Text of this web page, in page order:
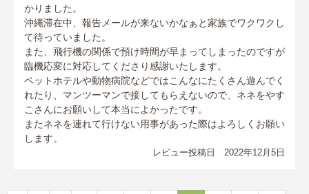
かりました。
沖縄滞在中、報告メールが来ないかなぁと家族でワクワクし
て待っていました。
また、飛行機の関係で預け時間が早まってしまったのですが
臨機応変に対応してくださり感謝いたします。
ペットホテルや動物病院などではこんなにたくさん遊んでく
れたり、マンツーマンで接してもらえないので、ネネをやす
こさんにお願いして本当によかったです。
またネネを連れて行けない用事があった際はよろしくお願い
します。
レビュー投稿日 2022年12月5日